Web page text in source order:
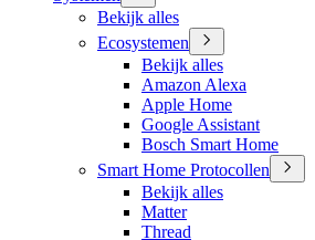
Bekijk alles
Ecosystemen
Bekijk alles
Amazon Alexa
Apple Home
Google Assistant
Bosch Smart Home
Smart Home Protocollen
Bekijk alles
Matter
Thread